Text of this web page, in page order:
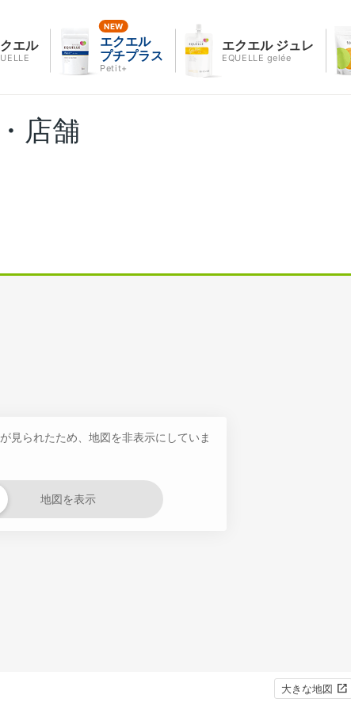
エル
エクエル
プチプラス
Petit+
エクエル ジュレ
EQUELLE gelée
店舗
見られたため、地図を非表示にしていま
地図を表示
大きな地図